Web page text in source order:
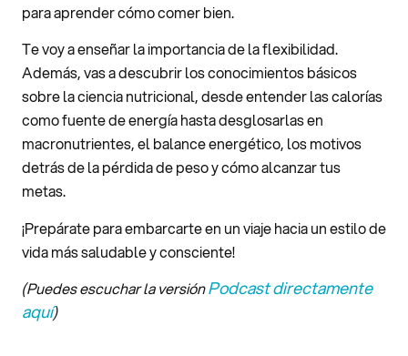
para aprender cómo comer bien.
Te voy a enseñar la importancia de la flexibilidad.
Además, vas a descubrir los conocimientos básicos
sobre la ciencia nutricional, desde entender las calorías
como fuente de energía hasta desglosarlas en
macronutrientes, el balance energético, los motivos
detrás de la pérdida de peso y cómo alcanzar tus
metas.
¡Prepárate para embarcarte en un viaje hacia un estilo de
vida más saludable y consciente!
(Puedes escuchar la versiónPodcast directamente
aquí)